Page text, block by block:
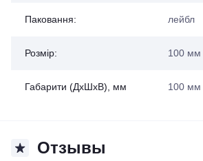
Паковання: лейбл
Розмір: 100 мм
Габарити (ДхШхВ), мм 100 мм
Отзывы